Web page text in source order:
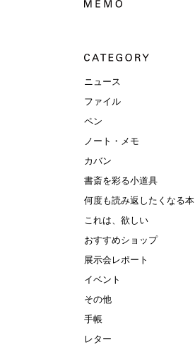
ニュース
ファイル
ペン
ノート・メモ
カバン
書斎を彩る小道具
何度も読み返したくなる本
これは、欲しい
おすすめショップ
展示会レポート
イベント
その他
手帳
レター